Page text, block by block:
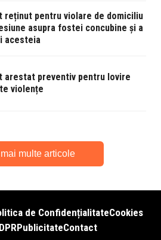
reținut pentru violare de domiciliu
asupra fostei concubine și a
acesteia
arestat preventiv pentru lovire
violențe
multe articole
de ConfidențialitateCookies
PublicitateContact